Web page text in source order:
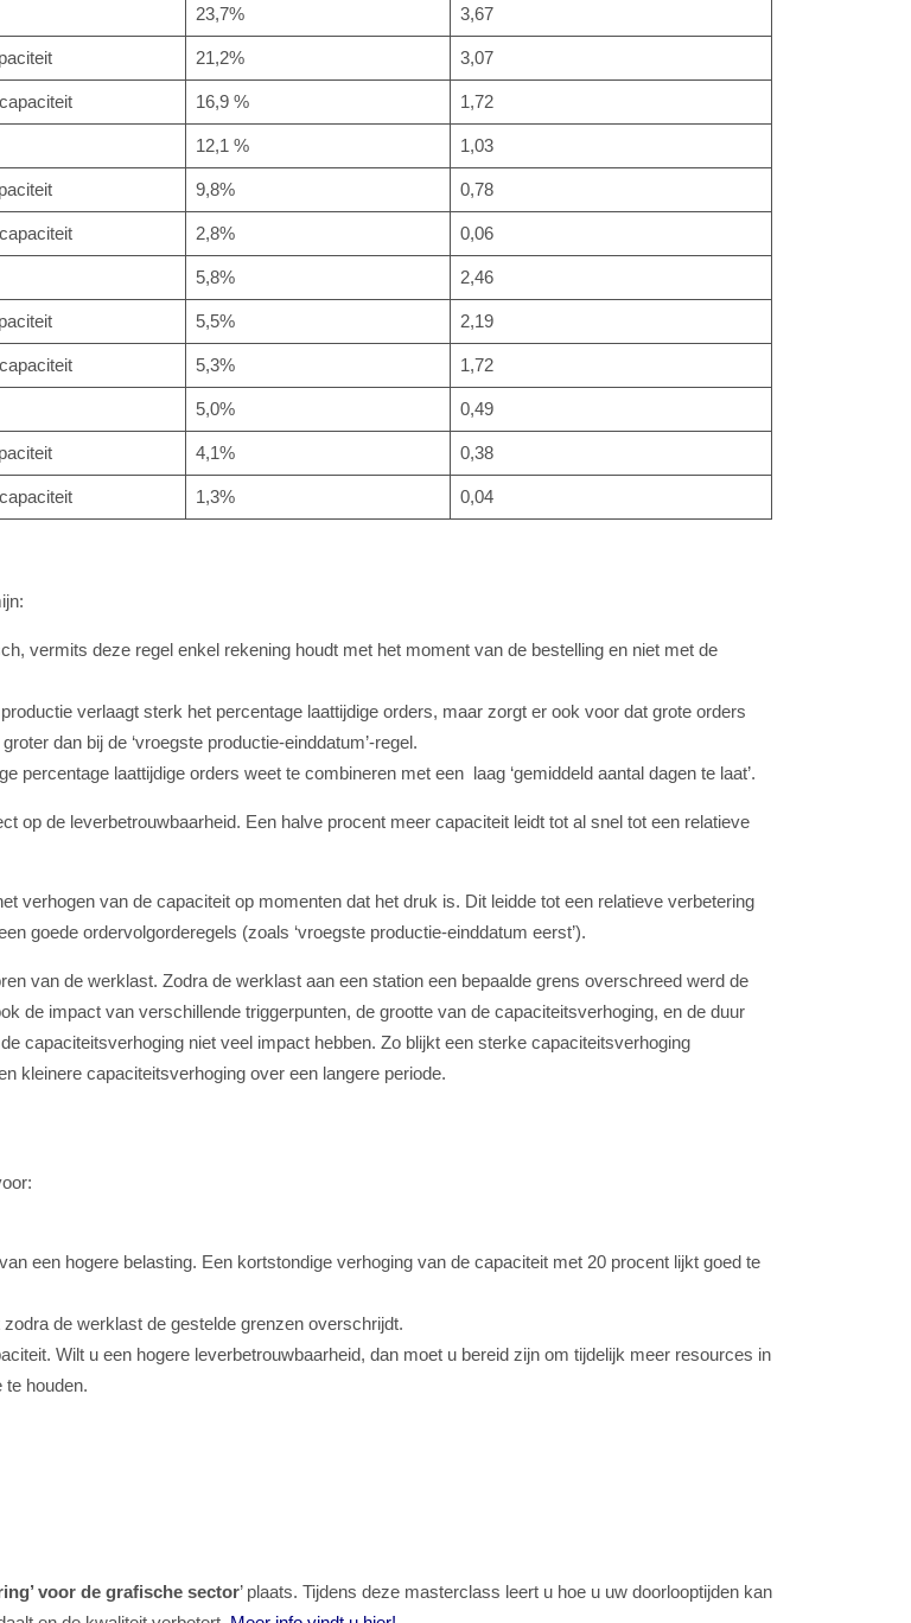
23,7% 3,67
21,2% 3,07
16,9 % 1,72
12,1 % 1,03
9,8% 0,78
2,8% 0,06
5,8% 2,46
5,5% 2,19
5,3% 1,72
5,0% 0,49
4,1% 0,38
1,3% 0,04
vermits deze regel enkel rekening houdt met het moment van de bestelling en niet met de
verlaagt sterk het percentage laattijdige orders, maar zorgt er ook voor dat grote orders
dan bij de ‘vroegste productie-einddatum’-regel.
percentage laattijdige orders weet te combineren met een laag ‘gemiddeld aantal dagen te laat’.
op de leverbetrouwbaarheid. Een halve procent meer capaciteit leidt tot al snel tot een relatieve
verhogen van de capaciteit op momenten dat het druk is. Dit leidde tot een relatieve verbetering
goede ordervolgorderegels (zoals ‘vroegste productie-einddatum eerst’).
van de werklast. Zodra de werklast aan een station een bepaalde grens overschreed werd de
de impact van verschillende triggerpunten, de grootte van de capaciteitsverhoging, en de duur
capaciteitsverhoging niet veel impact hebben. Zo blijkt een sterke capaciteitsverhoging
kleinere capaciteitsverhoging over een langere periode.
een hogere belasting. Een kortstondige verhoging van de capaciteit met 20 procent lijkt goed te
de werklast de gestelde grenzen overschrijdt.
Wilt u een hogere leverbetrouwbaarheid, dan moet u bereid zijn om tijdelijk meer resources in
te houden.
voor de grafische sector’ plaats. Tijdens deze masterclass leert u hoe u uw doorlooptijden kan